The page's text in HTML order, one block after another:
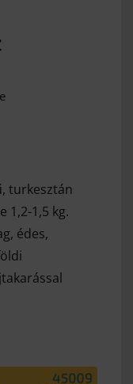
turkesztán
1,2-1,5 kg.
édes,